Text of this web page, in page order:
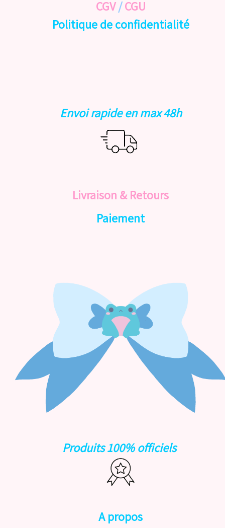
CGV / CGU
Politique de confidentialité
Envoi rapide en max 48h
Livraison & Retours
Paiement
Produits 100% officiels
A propos